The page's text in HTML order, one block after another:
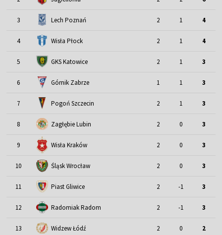
3 Lech Poznań 2 1 4
4 Wisła Płock 2 1 4
5 GKS Katowice 2 1 3
6 Górnik Zabrze 1 1 3
7 Pogoń Szczecin 2 1 3
8 Zagłębie Lubin 2 0 3
9 Wisła Kraków 2 0 3
10 Śląsk Wrocław 2 0 3
11 Piast Gliwice 2 -1 3
12 Radomiak Radom 2 -1 3
13 Widzew Łódź 2 0 2